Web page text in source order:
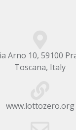
Arno 10, 59100
Toscana, Italy
www.lottozero.org